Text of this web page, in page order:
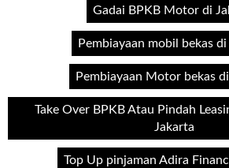
Gadai BPKB Motor di
Pembiayaan mobil bekas
Pembiayaan Motor bekas
Take Over BPKB Atau Pindah
Jakarta
Top Up pinjaman Adira